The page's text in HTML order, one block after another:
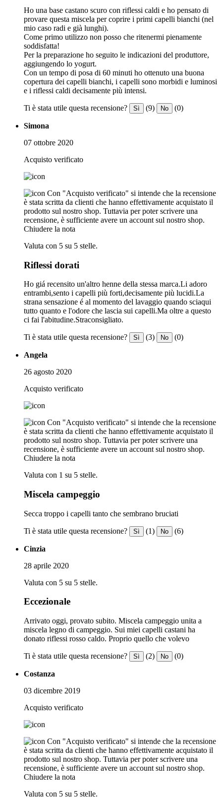
Ho una base castano scuro con riflessi caldi e ho pensato di
provare questa miscela per coprire i primi capelli bianchi (nel
mio caso radi e già lunghi).
Come primo utilizzo non posso che ritenermi pienamente
soddisfatta!
Per la preparazione ho seguito le indicazioni del produttore,
aggiungendo lo yogurt.
Con un tempo di posa di 60 minuti ho ottenuto una buona
copertura dei capelli bianchi, i capelli sono morbidi e luminosi
e i riflessi caldi decisamente più intensi.
Ti è stata utile questa recensione? Sì (9) No (0)
Simona
07 ottobre 2020
Acquisto verificato
Con "Acquisto verificato" si intende che la recensione
è stata scritta da clienti che hanno effettivamente acquistato il
prodotto sul nostro shop. Tuttavia per poter scrivere una
recensione, è sufficiente avere un account sul nostro shop.
Chiudere la nota
Valuta con 5 su 5 stelle.
Riflessi dorati
Ho giá recensito un'altro henne della stessa marca.Li adoro
entrambi,sento i capelli più forti,decisamente più lucidi.La
strana sensazione é al momento del lavaggio quando sciaqui
tutto quanto e l'odore che lascia sui capelli.Ma oltre a questo
ci fai l'abitudine.Straconsigliato.
Ti è stata utile questa recensione? Sì (3) No (0)
Angela
26 agosto 2020
Acquisto verificato
Con "Acquisto verificato" si intende che la recensione
è stata scritta da clienti che hanno effettivamente acquistato il
prodotto sul nostro shop. Tuttavia per poter scrivere una
recensione, è sufficiente avere un account sul nostro shop.
Chiudere la nota
Valuta con 1 su 5 stelle.
Miscela campeggio
Secca troppo i capelli tanto che sembrano bruciati
Ti è stata utile questa recensione? Sì (1) No (6)
Cinzia
28 aprile 2020
Valuta con 5 su 5 stelle.
Eccezionale
Arrivato oggi, provato subito. Miscela campeggio unita a
miscela legno di campeggio. Sui miei capelli castani ha
donato riflessi rosso caldo. Proprio quello che volevo
Ti è stata utile questa recensione? Sì (2) No (0)
Costanza
03 dicembre 2019
Acquisto verificato
Con "Acquisto verificato" si intende che la recensione
è stata scritta da clienti che hanno effettivamente acquistato il
prodotto sul nostro shop. Tuttavia per poter scrivere una
recensione, è sufficiente avere un account sul nostro shop.
Chiudere la nota
Valuta con 5 su 5 stelle.